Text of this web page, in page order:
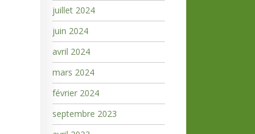
juillet 2024
juin 2024
avril 2024
mars 2024
février 2024
septembre 2023